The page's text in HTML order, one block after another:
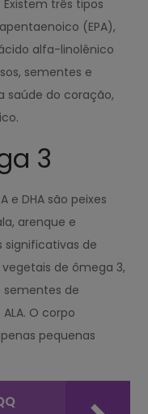
três tipos
(EPA),
alfa-linolênico
sementes e
saúde do coração,
3
e DHA são peixes
arenque e
significativas de
de ômega 3,
de
O corpo
pequenas